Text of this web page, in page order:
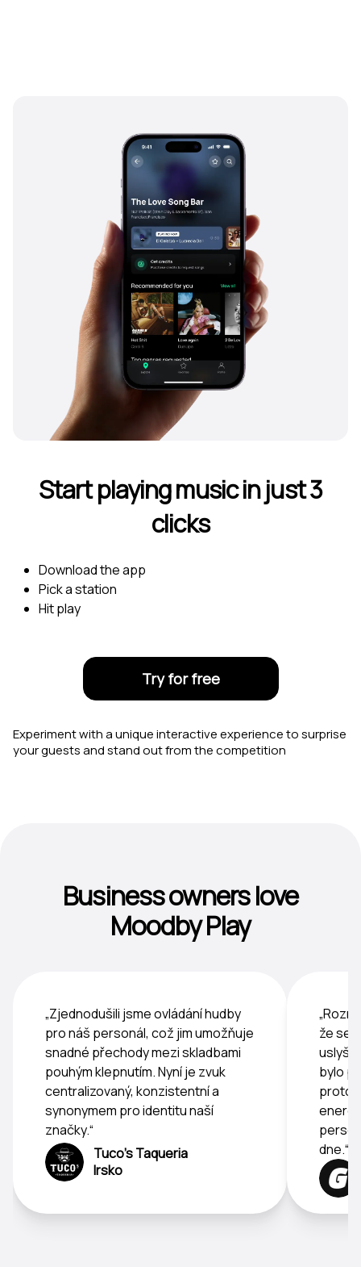
Start playing music in just 3
clicks
Download the app
Pick a station
Hit play
Try for free
Experiment with a unique interactive experience to surprise
your guests and stand out from the competition
Business owners love
Moodby Play
„Zjednodušili jsme ovládání hudby
pro náš personál, což jim umožňuje
snadné přechody mezi skladbami
pouhým klepnutím. Nyní je zvuk
centralizovaný, konzistentní a
synonymem pro identitu naší
značky.“
Tuco's Taqueria
Irsko
že se
bylo
dne.“